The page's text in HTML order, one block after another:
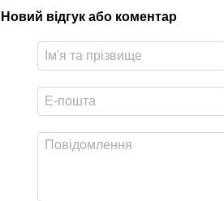
Новий відгук або коментар